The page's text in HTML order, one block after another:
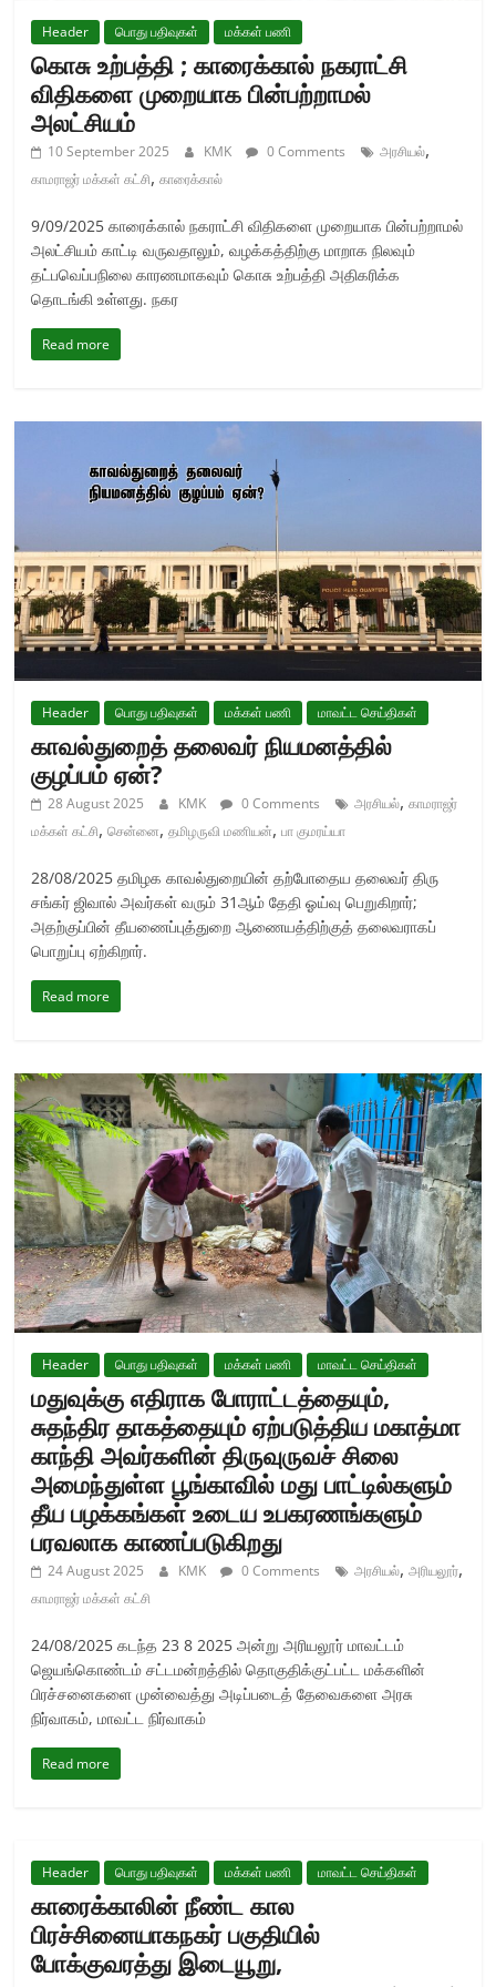
Header பொது பதிவுகள் மக்கள் பணி
கொசு உற்பத்தி ; காரைக்கால் நகராட்சி
விதிகளை முறையாக பின்பற்றாமல்
அலட்சியம்
10 September 2025 KMK 0 Comments அரசியல்,
காமராஜர் மக்கள் கட்சி,காரைக்கால்
9/09/2025 காரைக்கால் நகராட்சி விதிகளை முறையாக பின்பற்றாமல்
அலட்சியம் காட்டி வருவதாலும், வழக்கத்திற்கு மாறாக நிலவும்
தட்பவெப்பநிலை காரணமாகவும் கொசு உற்பத்தி அதிகரிக்க
தொடங்கி உள்ளது. நகர
Read more
Header பொது பதிவுகள் மக்கள் பணி மாவட்ட செய்திகள்
காவல்துறைத் தலைவர் நியமனத்தில்
குழப்பம் ஏன்?
28 August 2025 KMK 0 Comments அரசியல்,காமராஜர்
மக்கள் கட்சி,சென்னை,தமிழருவி மணியன்,பா குமரய்யா
28/08/2025 தமிழக காவல்துறையின் தற்போதைய தலைவர் திரு
சங்கர் ஜிவால் அவர்கள் வரும் 31ஆம் தேதி ஓய்வு பெறுகிறார்;
அதற்குப்பின் தீயணைப்புத்துறை ஆணையத்திற்குத் தலைவராகப்
பொறுப்பு ஏற்கிறார்.
Read more
Header பொது பதிவுகள் மக்கள் பணி மாவட்ட செய்திகள்
மதுவுக்கு எதிராக போராட்டத்தையும்,
சுதந்திர தாகத்தையும் ஏற்படுத்திய மகாத்மா
காந்தி அவர்களின் திருவுருவச் சிலை
அமைந்துள்ள பூங்காவில் மது பாட்டில்களும்
தீய பழக்கங்கள் உடைய உபகரணங்களும்
பரவலாக காணப்படுகிறது
24 August 2025 KMK 0 Comments அரசியல்,அரியலூர்,
காமராஜர் மக்கள் கட்சி
24/08/2025 கடந்த 23 8 2025 அன்று அரியலூர் மாவட்டம்
ஜெயங்கொண்டம் சட்டமன்றத்தில் தொகுதிக்குட்பட்ட மக்களின்
பிரச்சனைகளை முன்வைத்து அடிப்படைத் தேவைகளை அரசு
நிர்வாகம், மாவட்ட நிர்வாகம்
Read more
Header பொது பதிவுகள் மக்கள் பணி மாவட்ட செய்திகள்
காரைக்காலின் நீண்ட கால
பிரச்சினையாகநகர் பகுதியில்
போக்குவரத்து இடையூறு,